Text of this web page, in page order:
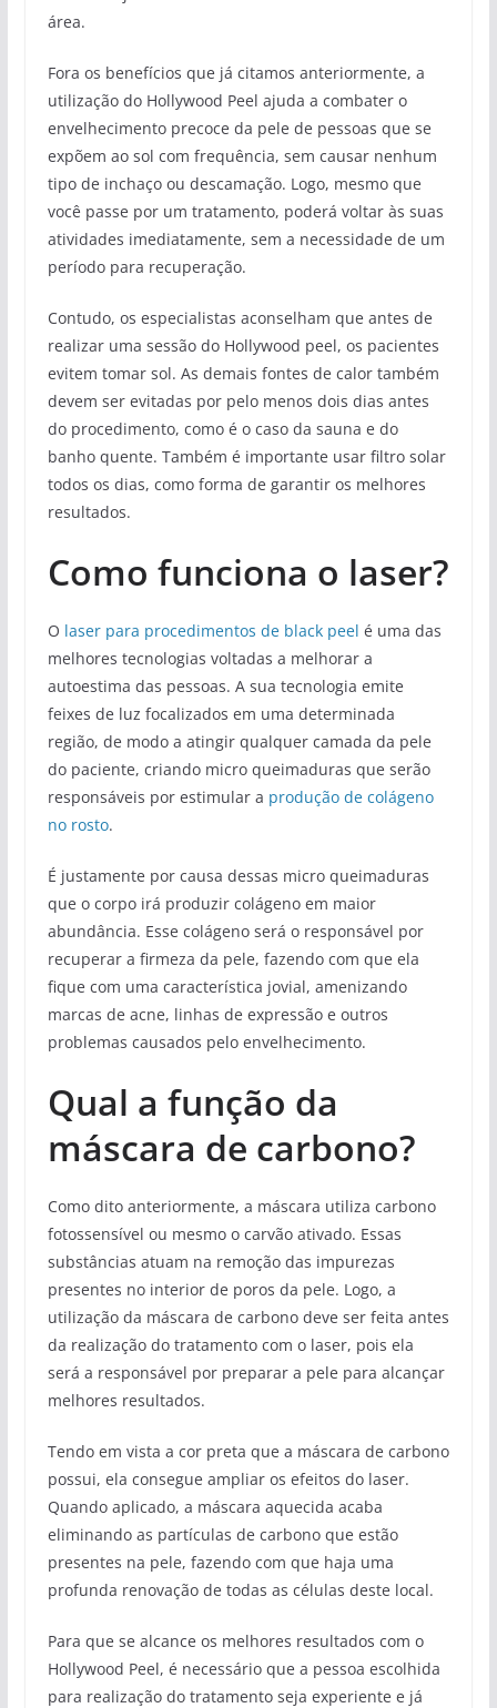
área.
Fora os benefícios que já citamos anteriormente, a
utilização do Hollywood Peel ajuda a combater o
envelhecimento precoce da pele de pessoas que se
expõem ao sol com frequência, sem causar nenhum
tipo de inchaço ou descamação. Logo, mesmo que
você passe por um tratamento, poderá voltar às suas
atividades imediatamente, sem a necessidade de um
período para recuperação.
Contudo, os especialistas aconselham que antes de
realizar uma sessão do Hollywood peel, os pacientes
evitem tomar sol. As demais fontes de calor também
devem ser evitadas por pelo menos dois dias antes
do procedimento, como é o caso da sauna e do
banho quente. Também é importante usar filtro solar
todos os dias, como forma de garantir os melhores
resultados.
Como funciona o laser?
O laser para procedimentos de black peel é uma das
melhores tecnologias voltadas a melhorar a
autoestima das pessoas. A sua tecnologia emite
feixes de luz focalizados em uma determinada
região, de modo a atingir qualquer camada da pele
do paciente, criando micro queimaduras que serão
responsáveis por estimular a produção de colágeno
no rosto.
É justamente por causa dessas micro queimaduras
que o corpo irá produzir colágeno em maior
abundância. Esse colágeno será o responsável por
recuperar a firmeza da pele, fazendo com que ela
fique com uma característica jovial, amenizando
marcas de acne, linhas de expressão e outros
problemas causados pelo envelhecimento.
Qual a função da
máscara de carbono?
Como dito anteriormente, a máscara utiliza carbono
fotossensível ou mesmo o carvão ativado. Essas
substâncias atuam na remoção das impurezas
presentes no interior de poros da pele. Logo, a
utilização da máscara de carbono deve ser feita antes
da realização do tratamento com o laser, pois ela
será a responsável por preparar a pele para alcançar
melhores resultados.
Tendo em vista a cor preta que a máscara de carbono
possui, ela consegue ampliar os efeitos do laser.
Quando aplicado, a máscara aquecida acaba
eliminando as partículas de carbono que estão
presentes na pele, fazendo com que haja uma
profunda renovação de todas as células deste local.
Para que se alcance os melhores resultados com o
Hollywood Peel, é necessário que a pessoa escolhida
para realização do tratamento seja experiente e já